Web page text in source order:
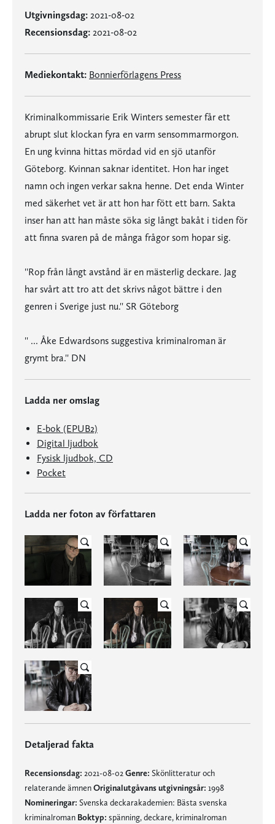
Utgivningsdag: 2021-08-02
Recensionsdag: 2021-08-02
Mediekontakt: Bonnierförlagens Press
Kriminalkommissarie Erik Winters semester får ett
abrupt slut klockan fyra en varm sensommarmorgon.
En ung kvinna hittas mördad vid en sjö utanför
Göteborg. Kvinnan saknar identitet. Hon har inget
namn och ingen verkar sakna henne. Det enda Winter
med säkerhet vet är att hon har fött ett barn. Sakta
inser han att han måste söka sig långt bakåt i tiden för
att finna svaren på de många frågor som hopar sig.
''Rop från långt avstånd är en mästerlig deckare. Jag
har svårt att tro att det skrivs något bättre i den
genren i Sverige just nu.'' SR Göteborg
'' ... Åke Edwardsons suggestiva kriminalroman är
grymt bra.'' DN
Ladda ner omslag
E-bok (EPUB2)
Digital ljudbok
Fysisk ljudbok, CD
Pocket
Ladda ner foton av författaren
Detaljerad fakta
Recensionsdag: 2021-08-02 Genre: Skönlitteratur och
relaterande ämnenOriginalutgåvans utgivningsår: 1998
Nomineringar: Svenska deckarakademien: Bästa svenska
kriminalroman Boktyp: spänning, deckare, kriminalroman